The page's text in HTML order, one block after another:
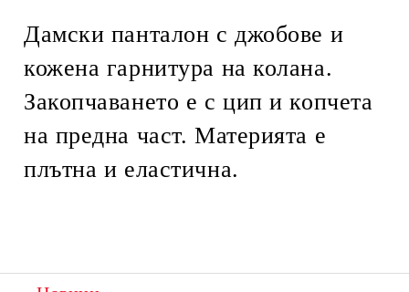
Дамски панталон с джобове и
кожена гарнитура на колана.
Закопчаването е с цип и копчета
на предна част. Материята е
плътна и еластична.